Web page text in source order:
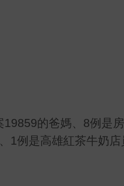
的爸媽、8例是
1例是高雄紅茶牛奶店